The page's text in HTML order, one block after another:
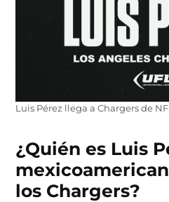
Luis Pérez llega a Chargers de
¿Quién es Luis
los Chargers?